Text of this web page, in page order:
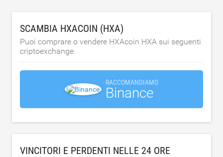
SCAMBIA HXACOIN (HXA)
Puoi comprare o vendere HXAcoin HXA sui seguenti
criptoexchange
RACCOMANDIAMO
Binance
VINCITORI E PERDENTI NELLE 24 ORE